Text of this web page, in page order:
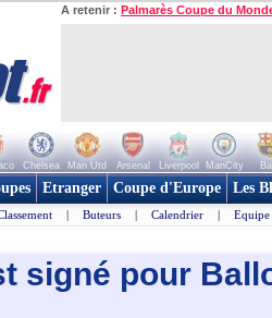
A retenir : Palmarès Coupe du
Chelsea Man Utd Arsenal Liverpool ManCity
Etranger Coupe d'Europe Les
| Buteurs | Calendrier | Equipe
signé pour